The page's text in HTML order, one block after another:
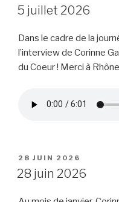
LE
5 juillet 2026
Dans le cadre de la
l’interview de Corinne
du Coeur ! Merci à
PUBLIÉ
LE
28 JUIN 2026
28 juin 2026